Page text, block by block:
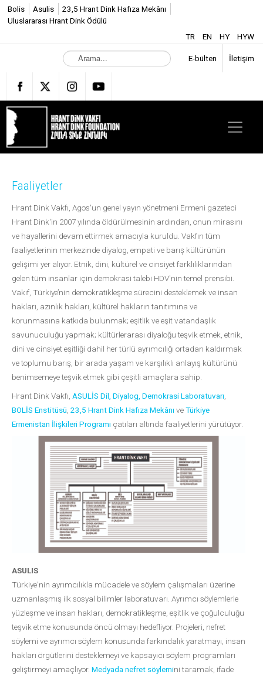
Bolis Asulis
23,5 Hrant Dink Hafıza Mekânı
Uluslararası Hrant Dink Ödülü
TR
EN HY HYW
A
r
m
a
.
.
E-bülten İletişim
Faaliyetler
Hrant Dink Vakfı, Agos'un genel yayın yönetmeni Ermeni gazeteci
Hrant Dink'in 2007 yılında öldürülmesinin ardından, onun mirasını
ve hayallerini devam ettirmek amacıyla kuruldu. Vakfın tüm
faaliyetlerinin merkezinde diyalog, empati ve barış kültürünün
gelişimi yer alıyor. Etnik, dini, kültürel ve cinsiyet farklılıklarından
gelen tüm insanlar için demokrasi talebi HDV'nin temel prensibi.
Vakıf, Türkiye’nin demokratikleşme sürecini desteklemek ve insan
hakları, azınlık hakları, kültürel hakların tanıtımına ve
korunmasına katkıda bulunmak; eşitlik ve eşit vatandaşlık
savunuculuğu yapmak; kültürlerarası diyaloğu teşvik etmek, etnik,
dini ve cinsiyet eşitliği dahil her türlü ayrımcılığı ortadan kaldırmak
ve toplumu barış, bir arada yaşam ve karşılıklı anlayış kültürünü
benimsemeye teşvik etmek gibi çeşitli amaçlara sahip.
Hrant Dink Vakfı, ASULİS Dil, Diyalog, Demokrasi Laboratuvarı
BOLİS Enstitüsü 23,5 Hrant Dink Hafıza Mekânı veTürkiye
Ermenistan İlişkileri Programı çatıları altında faaliyetlerini yürütüyor.
ASULIS
Türkiye'nin ayrımcılıkla mücadele ve söylem çalışmaları üzerine
uzmanlaşmış ilk sosyal bilimler laboratuvarı. Ayrımcı söylemlerle
yüzleşme ve insan hakları, demokratikleşme, eşitlik ve çoğulculuğu
teşvik etme konusunda öncü olmayı hedefliyor. Projeleri, nefret
söylemi ve ayrımcı söylem konusunda farkındalık yaratmayı, insan
hakları örgütlerini desteklemeyi ve kapsayıcı söylem programları
geliştirmeyi amaçlıyor. Medyada nefret söylemini taramak, ifade